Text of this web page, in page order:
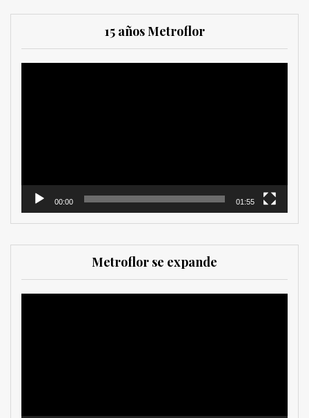
15 años Metroflor
00:00 01:55
Metroflor se expande